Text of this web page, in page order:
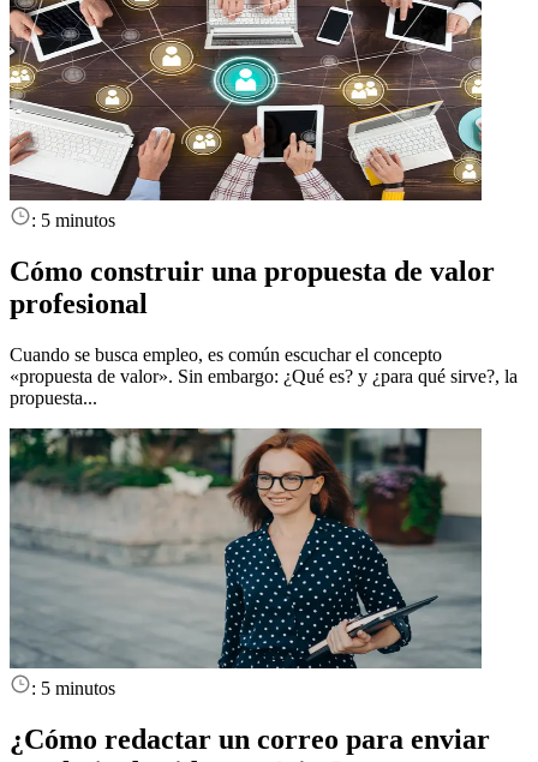
: 5 minutos
Cómo construir una propuesta de valor
profesional
Cuando se busca empleo, es común escuchar el concepto
«propuesta de valor». Sin embargo: ¿Qué es? y ¿para qué sirve?, la
propuesta...
: 5 minutos
¿Cómo redactar un correo para enviar